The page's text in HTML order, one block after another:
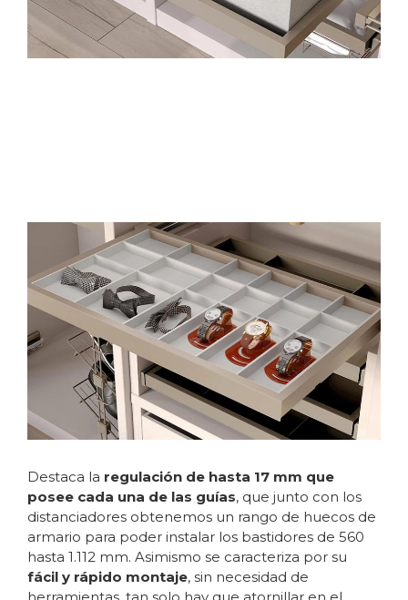
Destaca la regulación de hasta 17 mm que
posee cada una de las guías, que junto con los
distanciadores obtenemos un rango de huecos de
armario para poder instalar los bastidores de 560
hasta 1.112 mm. Asimismo se caracteriza por su
fácil y rápido montaje, sin necesidad de